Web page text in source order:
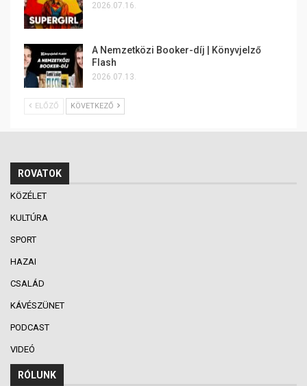
2026.07.16.
A Nemzetközi Booker-díj | Könyvjelző
Flash
2026.07.13.
ELŐZŐ KÖVETKEZŐ
ROVATOK
KÖZÉLET
KULTÚRA
SPORT
HAZAI
CSALÁD
KÁVÉSZÜNET
PODCAST
VIDEÓ
RÓLUNK